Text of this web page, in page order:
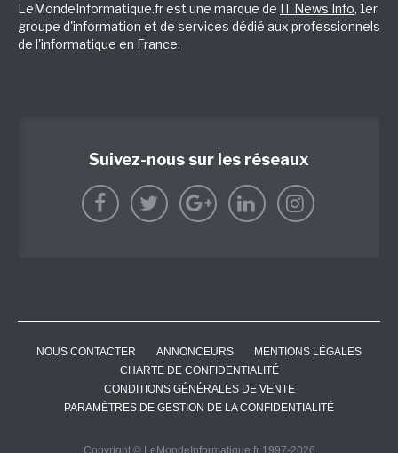
LeMondeInformatique.fr est une marque de IT News Info, 1er
groupe d'information et de services dédié aux professionnels
de l'informatique en France.
Suivez-nous sur les réseaux
NOUS CONTACTER ANNONCEURS
MENTIONS LÉGALES
CHARTE DE CONFIDENTIALITÉ
CONDITIONS GÉNÉRALES DE VENTE
PARAMÈTRES DE GESTION DE LA CONFIDENTIALITÉ